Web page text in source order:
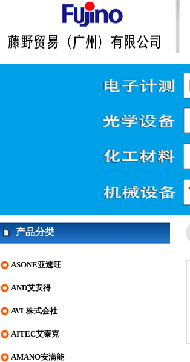
产品分类
ASONE亚速旺
AND艾安得
AVL株式会社
AITEC艾泰克
AMANO安满能